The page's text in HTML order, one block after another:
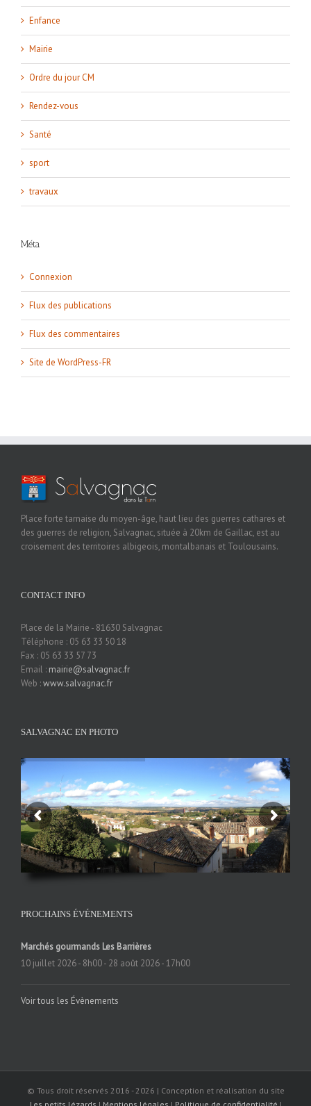
Enfance
Mairie
Ordre du jour CM
Rendez-vous
Santé
sport
travaux
Méta
Connexion
Flux des publications
Flux des commentaires
Site de WordPress-FR
Place forte tarnaise du moyen-âge, haut lieu des guerres cathares et
des guerres de religion, Salvagnac, située à 20km de Gaillac, est au
croisement des territoires albigeois, montalbanais et Toulousains.
CONTACT INFO
Place de la Mairie - 81630 Salvagnac
Téléphone : 05 63 33 50 18
Fax : 05 63 33 57 73
Email : mairie@salvagnac.fr
Web :www.salvagnac.fr
SALVAGNAC EN PHOTO
PROCHAINS ÉVÉNEMENTS
Marchés gourmands Les Barrières
10 juillet 2026 - 8h00- 28 août 2026 - 17h00
Voir tous les Évènements
© Tous droit réservés 2016 -2026 | Conception et réalisation du site